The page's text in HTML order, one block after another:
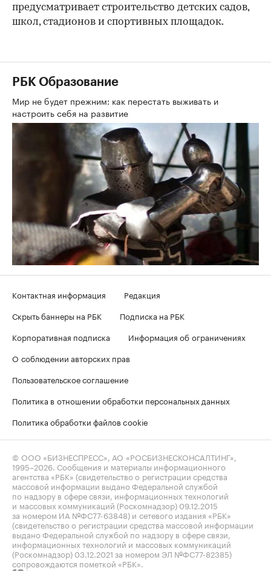
предусматривает строительство детских садов,
школ, стадионов и спортивных площадок.
РБК Образование
Мир не будет прежним: как перестать выживать и
настроить себя на развитие
Контактная информация
Редакция
Скрыть баннеры на РБК
Подписка на РБК
Корпоративная подписка
Информация об ограничениях
О соблюдении авторских прав
Пользовательское соглашение
Политика в отношении обработки персональных данных
Политика обработки файлов cookie
© ООО «БИЗНЕСПРЕСС», АО «РОСБИЗНЕСКОНСАЛТИНГ»,
1995–2026. Сообщения и материалы информационного
агентства «РБК» (свидетельство о регистрации средства
массовой информации выдано Федеральной службой
по надзору в сфере связи, информационных технологий
и массовых коммуникаций (Роскомнадзор) 09.12.2015
за номером ИА №ФС77-63848) и сетевого издания «РБК»
(свидетельство о регистрации средства массовой информации
выдано Федеральной службой по надзору в сфере связи,
информационных технологий и массовых коммуникаций
(Роскомнадзор) 03.12.2021 за номером ЭЛ №ФС77-82385)
сопровождаются пометкой «РБК».